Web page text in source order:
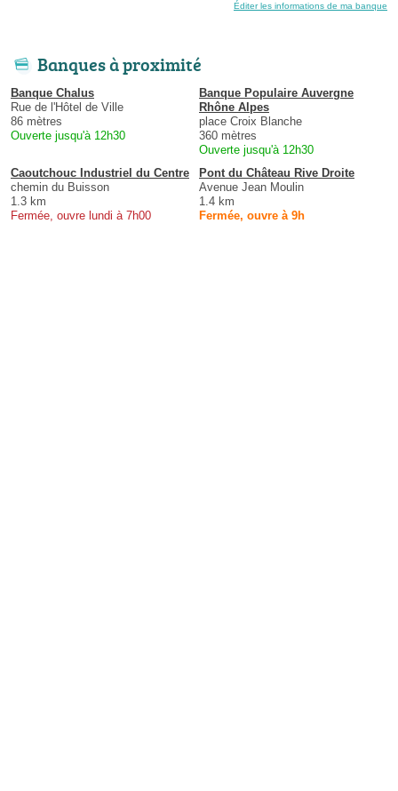
Éditer les informations de ma banque
Banques à proximité
Banque Chalus
Rue de l'Hôtel de Ville
86 mètres
Ouverte jusqu'à 12h30
Banque Populaire Auvergne
Rhône Alpes
place Croix Blanche
360 mètres
Ouverte jusqu'à 12h30
Caoutchouc Industriel du Centre
chemin du Buisson
1.3 km
Fermée, ouvre lundi à 7h00
Pont du Château Rive Droite
Avenue Jean Moulin
1.4 km
Fermée, ouvre à 9h